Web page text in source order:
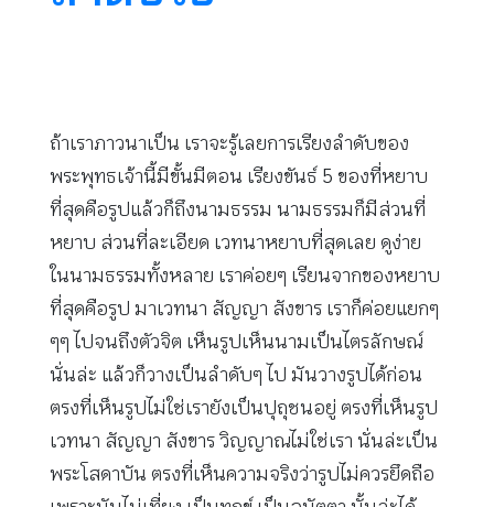
ถ้าเราภาวนาเป็น เราจะรู้เลยการเรียงลำดับของ
พระพุทธเจ้านี้มีขั้นมีตอน เรียงขันธ์ 5 ของที่หยาบ
ที่สุดคือรูปแล้วก็ถึงนามธรรม นามธรรมก็มีส่วนที่
หยาบ ส่วนที่ละเอียด เวทนาหยาบที่สุดเลย ดูง่าย
ในนามธรรมทั้งหลาย เราค่อยๆ เรียนจากของหยาบ
ที่สุดคือรูป มาเวทนา สัญญา สังขาร เราก็ค่อยแยกๆ
ๆๆ ไปจนถึงตัวจิต เห็นรูปเห็นนามเป็นไตรลักษณ์
นั่นล่ะ แล้วก็วางเป็นลำดับๆ ไป มันวางรูปได้ก่อน
ตรงที่เห็นรูปไม่ใช่เรายังเป็นปุถุชนอยู่ ตรงที่เห็นรูป
เวทนา สัญญา สังขาร วิญญาณไม่ใช่เรา นั่นล่ะเป็น
พระโสดาบัน ตรงที่เห็นความจริงว่ารูปไม่ควรยึดถือ